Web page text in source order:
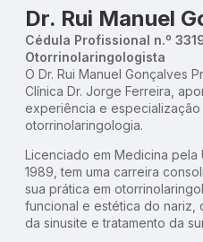
Dr. Rui Manuel
Cédula Profissional n.º
Otorrinolaringologista
O Dr. Rui Manuel Gonçalves
Clínica Dr. Jorge Ferreira,
experiência e especialização
otorrinolaringologia.
Licenciado em Medicina
1989, tem uma carreira
sua prática em
funcional e estética do nariz,
da sinusite e tratamento da